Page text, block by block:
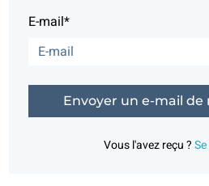
E-mail*
Vous l'avez reçu ?